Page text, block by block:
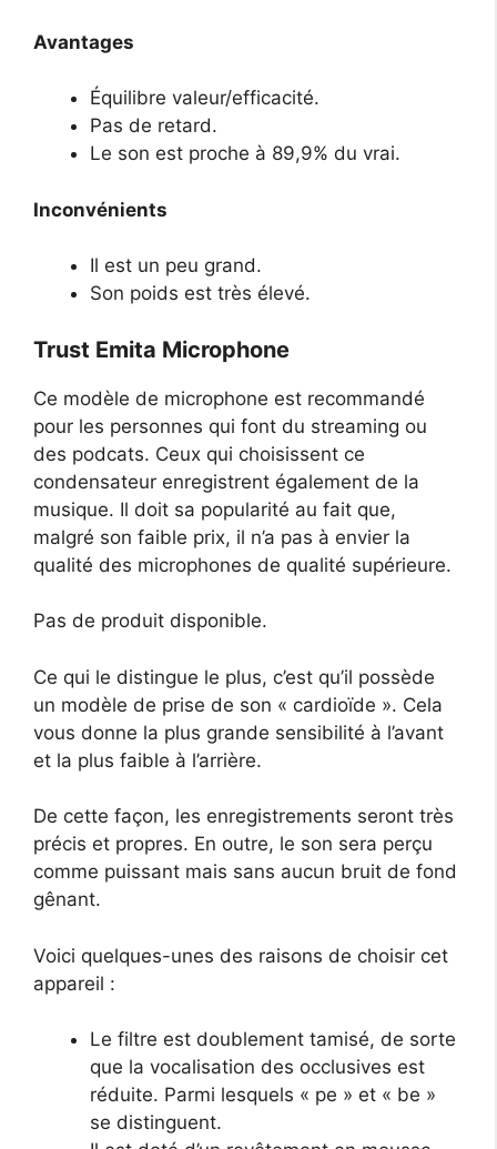
Avantages
Équilibre valeur/efficacité.
Pas de retard.
Le son est proche à 89,9% du vrai.
Inconvénients
Il est un peu grand.
Son poids est très élevé.
Trust Emita Microphone
Ce modèle de microphone est recommandé
pour les personnes qui font du streaming ou
des podcats. Ceux qui choisissent ce
condensateur enregistrent également de la
musique. Il doit sa popularité au fait que,
malgré son faible prix, il n’a pas à envier la
qualité des microphones de qualité supérieure.
Pas de produit disponible.
Ce qui le distingue le plus, c’est qu’il possède
un modèle de prise de son « cardioïde ». Cela
vous donne la plus grande sensibilité à l’avant
et la plus faible à l’arrière.
De cette façon, les enregistrements seront très
précis et propres. En outre, le son sera perçu
comme puissant mais sans aucun bruit de fond
gênant.
Voici quelques-unes des raisons de choisir cet
appareil :
Le filtre est doublement tamisé, de sorte
que la vocalisation des occlusives est
réduite. Parmi lesquels « pe » et « be »
se distinguent.